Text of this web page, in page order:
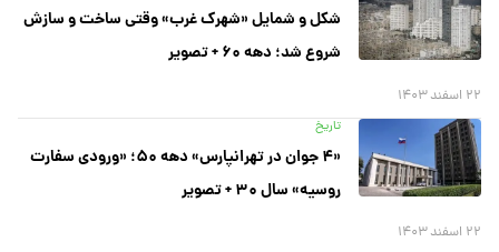
شکل و شمایل «شهرک غرب» وقتی ساخت و سازش
شروع شد؛ دهه ۶۰ + تصویر
۲۲ اسفند ۱۴۰۳
تاریخ
«۴ جوان در تهرانپارس» دهه ۵۰؛ «ورودی سفارت
روسیه» سال ۳۰ + تصویر
۲۲ اسفند ۱۴۰۳